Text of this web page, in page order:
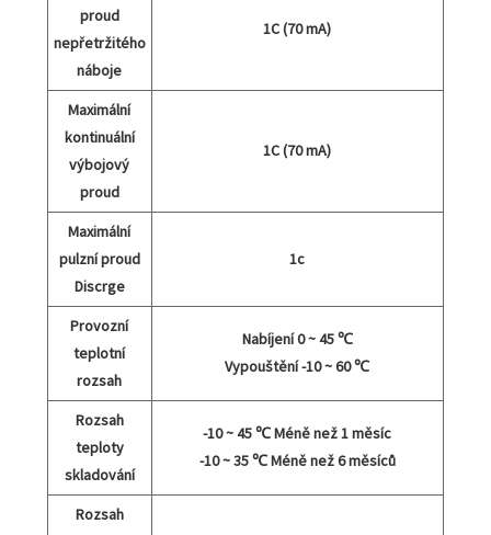
proud
nepřetržitého
náboje
1C (70 mA)
Maximální
kontinuální
výbojový
proud
1C (70 mA)
Maximální
pulzní proud
Discrge
1c
Provozní
teplotní
rozsah
Nabíjení 0 ~ 45 ℃
Vypouštění -10 ~ 60 ℃
Rozsah
teploty
skladování
-10 ~ 45 ℃ Méně než 1 měsíc
-10 ~ 35 ℃ Méně než 6 měsíců
Rozsah